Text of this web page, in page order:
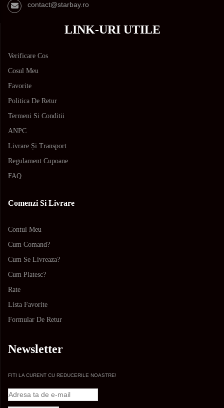
contact@starbay.ro
LINK-URI UTILE
Verificare Cos
Cosul Meu
Favorite
Politica De Retur
Termeni Si Conditii
ANPC
Livrare Și Transport
Regulament Cupoane
FAQ
Comenzi Si Livrare
Contul Meu
Cum Comand?
Cum Se Livreaza?
Cum Platesc?
Rate
Lista Favorite
Formular De Retur
Newsletter
FITI LA CURENT CU REDUCERILE NOASTRE!